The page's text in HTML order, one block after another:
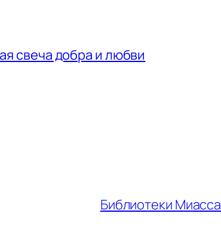
свеча добра и любви
Библиотеки Миасса